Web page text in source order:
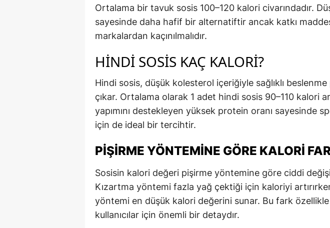
Ortalama bir tavuk sosis 100–120 kalori civarındadır.
sayesinde daha hafif bir alternatiftir ancak katkı
markalardan kaçınılmalıdır.
HINDI SOSIS KAÇ KALORI?
Hindi sosis, düşük kolesterol içeriğiyle sağlıklı beslenme
çıkar. Ortalama olarak 1 adet hindi sosis 90–110 kalori
yapımını destekleyen yüksek protein oranı sayesinde
için de ideal bir tercihtir.
PIŞIRME YÖNTEMINE GÖRE KALORI
Sosisin kalori değeri pişirme yöntemine göre ciddi
Kızartma yöntemi fazla yağ çektiği için kaloriyi
yöntemi en düşük kalori değerini sunar. Bu fark
kullanıcılar için önemli bir detaydır.